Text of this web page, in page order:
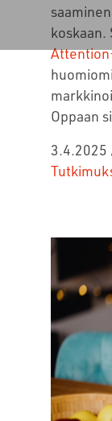
koskaan.
Oppaan
3.4.2025